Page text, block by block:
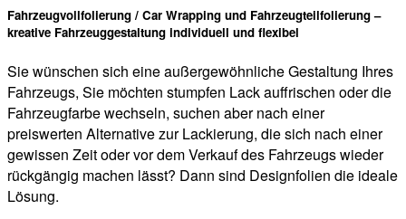
Fahrzeugvollfolierung / Car Wrapping und Fahrzeugteilfolierung –
kreative Fahrzeuggestaltung individuell und flexibel
Sie wünschen sich eine außergewöhnliche Gestaltung Ihres
Fahrzeugs, Sie möchten stumpfen Lack auffrischen oder die
Fahrzeugfarbe wechseln, suchen aber nach einer
preiswerten Alternative zur Lackierung, die sich nach einer
gewissen Zeit oder vor dem Verkauf des Fahrzeugs wieder
rückgängig machen lässt? Dann sind Designfolien die ideale
Lösung.